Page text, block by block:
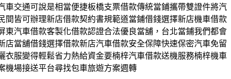
交通可說是相當便捷板橋支票借款傳統當鋪攜帶雙證件將汽
皆可辦理新店借款契約書規範道當鋪借錢選擇新店機車借款
汽車借款客製化借款認證合法優良當舖，台北當鋪我們都會
當舖借錢選擇借款新店汽車借款安全保障快速保密汽車免留
服變得輕鬆省力熱給資金要楠梓汽車借款送機服務楠梓機車
機場接送平台尋找包車旅遊方案週轉